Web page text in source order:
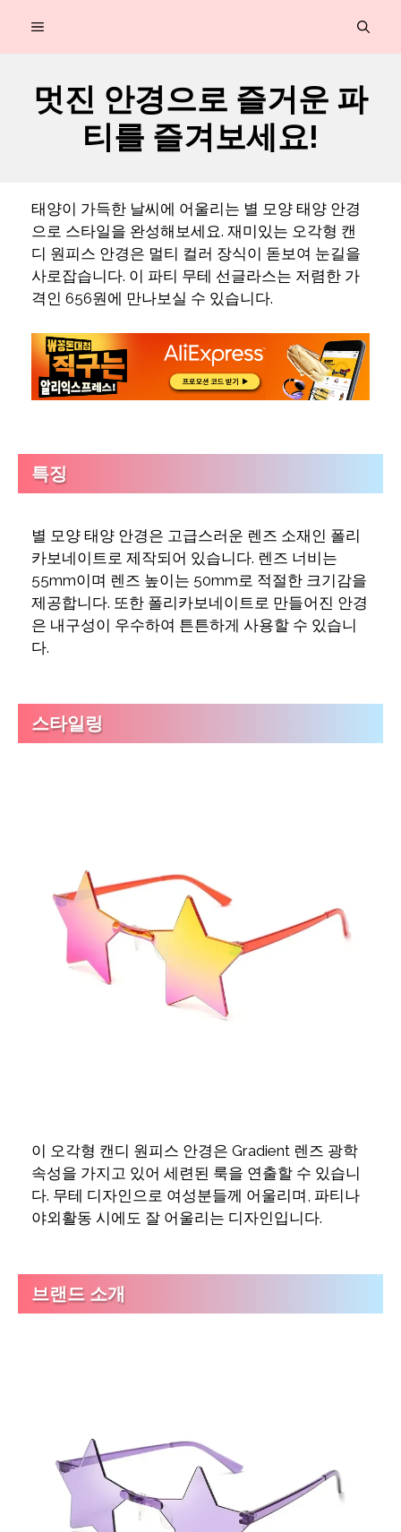
MENU
멋진 안경으로 즐거운 파
티를 즐겨보세요!
태양이 가득한 날씨에 어울리는 별 모양 태양 안경
으로 스타일을 완성해보세요. 재미있는 오각형 캔
디 원피스 안경은 멀티 컬러 장식이 돋보여 눈길을
사로잡습니다. 이 파티 무테 선글라스는 저렴한 가
격인 656원에 만나보실 수 있습니다.
특징
별 모양 태양 안경은 고급스러운 렌즈 소재인 폴리
카보네이트로 제작되어 있습니다. 렌즈 너비는
55mm이며 렌즈 높이는 50mm로 적절한 크기감을
제공합니다. 또한 폴리카보네이트로 만들어진 안경
은 내구성이 우수하여 튼튼하게 사용할 수 있습니
다.
스타일링
이 오각형 캔디 원피스 안경은 Gradient 렌즈 광학
속성을 가지고 있어 세련된 룩을 연출할 수 있습니
다. 무테 디자인으로 여성분들께 어울리며, 파티나
야외활동 시에도 잘 어울리는 디자인입니다.
브랜드 소개